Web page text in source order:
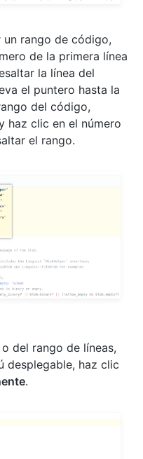
un rango de código,
de la primera línea
la línea del
el puntero hasta la
del código,
haz clic en el número
el rango.
del rango de líneas,
desplegable, haz clic
.